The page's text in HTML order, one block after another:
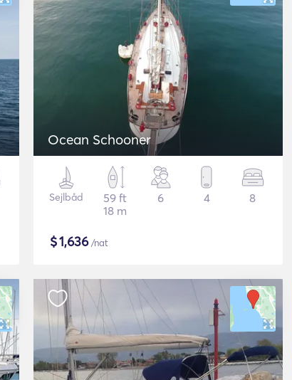
Ocean Schooner
Sejlbåd
59 ft
18 m
6 4 8
$1,636/nat